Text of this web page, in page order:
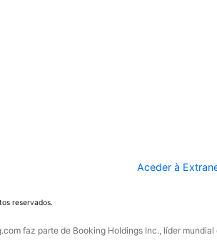
Aceder à
reservados.
faz parte de Booking Holdings Inc., líder